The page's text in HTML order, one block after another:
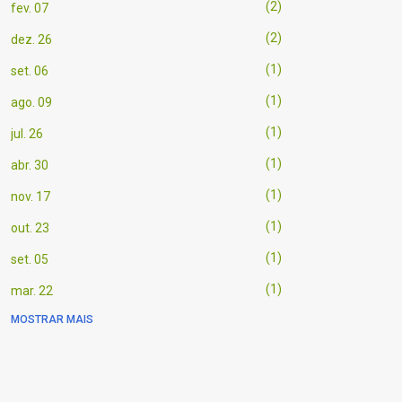
fev. 07 2
dez. 26 2
set. 06 1
ago. 09 1
jul. 26 1
abr. 30 1
nov. 17 1
out. 23 1
set. 05 1
mar. 22 1
mar. 21
MOSTRAR MAIS